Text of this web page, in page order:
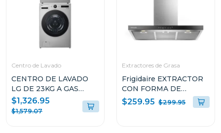
Centro de Lavado
CENTRO DE LAVADO
LG DE 23KG A GAS
COLOR GRIS
WM23VFXS6/DF74VFXS6B
$1,326.95
$1,579.07
Extractores de Grasa
Frigidaire EXTRACTOR
CON FORMA DE
CAMPANA DE 36" PARA
PARED L904EXI
$259.95 $299.95